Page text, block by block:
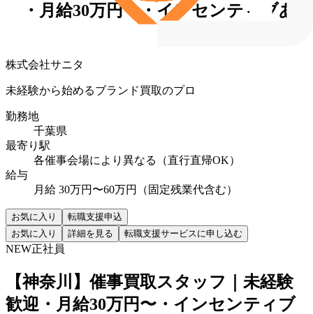
迎・月給30万円〜・インセンティブあ
株式会社サニタ
未経験から始めるブランド買取のプロ
勤務地
千葉県
最寄り駅
各催事会場により異なる（直行直帰OK）
給与
月給 30万円〜60万円（固定残業代含む）
お気に入り
転職支援申込
お気に入り
詳細を見る 転職支援サービスに申し込む
NEW正社員
【神奈川】催事買取スタッフ｜未経験
歓迎・月給30万円〜・インセンティブ